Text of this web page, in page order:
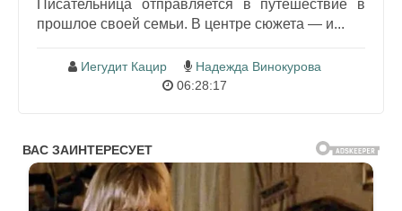
Писательница отправляется в путешествие в
прошлое своей семьи. В центре сюжета — и...
Иегудит Кацир
Надежда Винокурова
06:28:17